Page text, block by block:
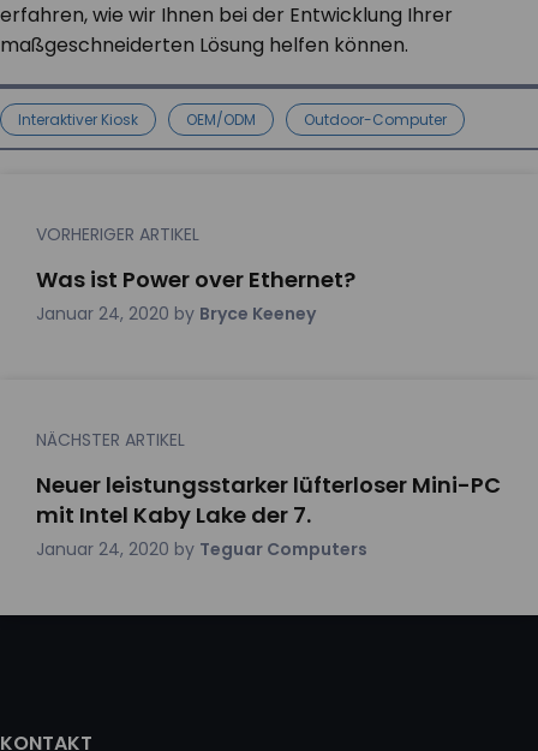
erfahren, wie wir Ihnen bei der Entwicklung Ihrer
maßgeschneiderten Lösung helfen können.
Interaktiver Kiosk OEM/ODM Outdoor-Computer
VORHERIGER ARTIKEL
Was ist Power over Ethernet?
Januar 24, 2020 by Bryce Keeney
NÄCHSTER ARTIKEL
Neuer leistungsstarker lüfterloser Mini-PC
mit Intel Kaby Lake der 7.
Januar 24, 2020 by Teguar Computers
KONTAKT